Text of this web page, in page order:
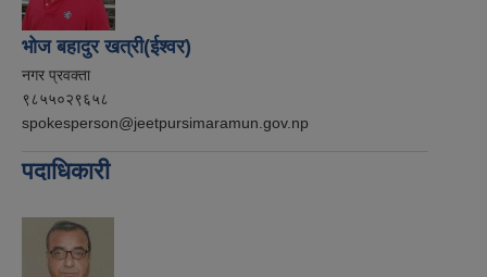
भोज बहादुर खत्री(ईश्वर)
नगर प्रवक्ता
९८५५०२९६५८
spokesperson@jeetpursimaramun.gov.np
पदाधिकारी